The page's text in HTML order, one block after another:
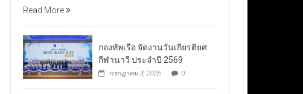
Read More
กองทัพเรือ จัดงานวันเกียรติยศ
กีฬานาวี ประจำปี 2569
กรกฎาคม 3, 2026 0